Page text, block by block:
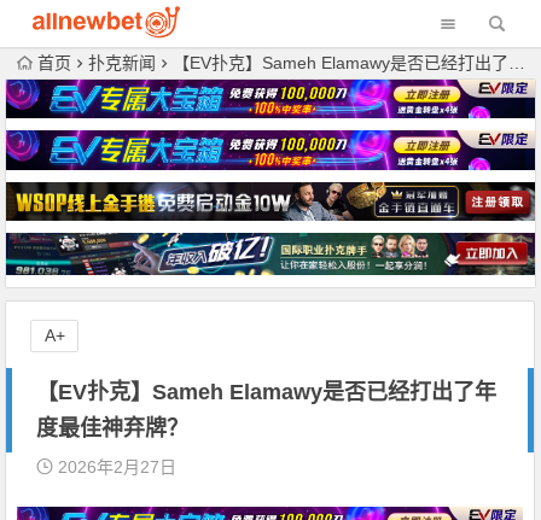
首页 扑克新闻 【EV扑克】Sameh Elamawy是否已经打出了年度最佳神弃牌？
【EV扑克】Sameh Elamawy是否已经打出了年
度最佳神弃牌？
2026年2月27日
A+